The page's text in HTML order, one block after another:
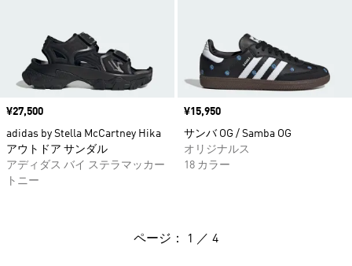
価格
¥27,500
adidas by Stella McCartney Hika
アウトドア サンダル
アディダス バイ ステラマッカー
トニー
価格
¥15,950
サンバ OG / Samba OG
オリジナルス
18 カラー
ページ： 1 ／ 4